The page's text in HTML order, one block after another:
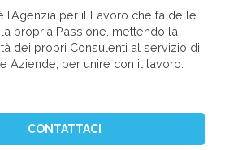
l’Agenzia per il Lavoro che fa delle
propria Passione, mettendo la
dei propri Consulenti al servizio di
Aziende, per unire con il lavoro.
CONTATTACI